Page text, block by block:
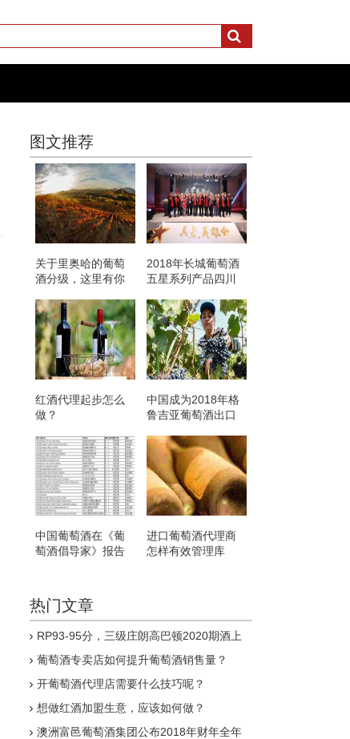
图文推荐
关于里奥哈的葡萄
酒分级，这里有你
2018年长城葡萄酒
五星系列产品四川
红酒代理起步怎么
做？
中国成为2018年格
鲁吉亚葡萄酒出口
中国葡萄酒在《葡
萄酒倡导家》报告
进口葡萄酒代理商
怎样有效管理库
热门文章
RP93-95分，三级庄朗高巴顿2020期酒上
葡萄酒专卖店如何提升葡萄酒销售量？
开葡萄酒代理店需要什么技巧呢？
想做红酒加盟生意，应该如何做？
澳洲富邑葡萄酒集团公布2018年财年全年